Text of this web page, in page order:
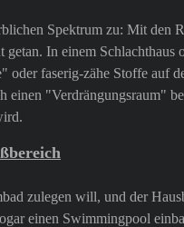
Spektrum zu: Mit den
In einem Schlachthaus
oder faserig-zähe Stoffe auf
einen "Verdrängungsraum"
zulegen will, und der
einen Swimmingpool